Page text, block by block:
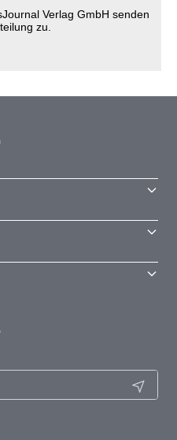
Verlag GmbH senden
zu.